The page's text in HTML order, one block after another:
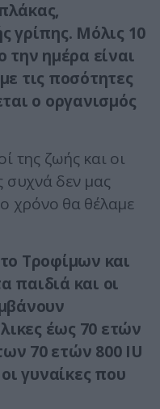
γρίπης. Μόλις 10
την ημέρα είναι
τις ποσότητες
ο οργανισμός
της ζωής και οι
συχνά δεν μας
χρόνο θα θέλαμε
Τροφίμων και
παιδιά και οι
έως 70 ετών
70 ετών 800 IU
γυναίκες που